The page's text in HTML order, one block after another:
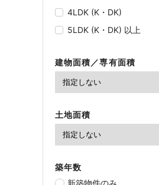
4LDK (K・DK)
5LDK (K・DK) 以上
建物面積／専有面積
土地面積
築年数
新築物件のみ